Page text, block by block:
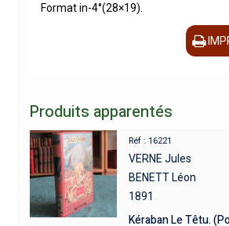
Format in-4°(28×19).
Produits apparentés
Réf : 16221
VERNE Jules
BENETT Léon
1891
Kéraban Le Têtu.